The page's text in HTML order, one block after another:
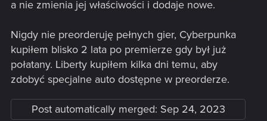
a nie zmienia jej właściwości i dodaje nowe.
Nigdy nie preorderuję pełnych gier, Cyberpunka
kupiłem blisko 2 lata po premierze gdy był już
połatany. Liberty kupiłem kilka dni temu, aby
zdobyć specjalne auto dostępne w preorderze.
Post automatically merged: Sep 24, 2023